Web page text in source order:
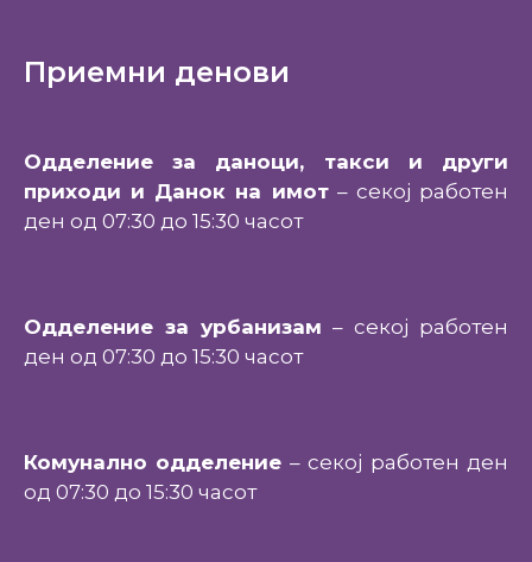
Приемни денови
Одделение за даноци, такси и други
приходи и Данок на имот– секој работен
ден од 07:30 до 15:30 часот
Одделение за урбанизам – секој работен
ден од 07:30 до 15:30 часот
Комунално одделение – секој работен ден
од 07:30 до 15:30 часот